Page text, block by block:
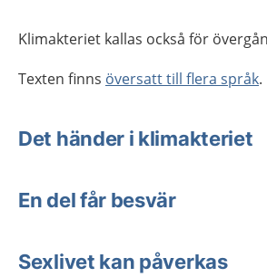
Klimakteriet kallas också för
Texten finns översatt till flera språk.
Det händer i klimakteriet
En del får besvär
Sexlivet kan påverkas